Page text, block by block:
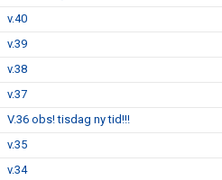
v.40
v.39
v.38
v.37
V.36 obs! tisdag ny tid!!!
v.35
v.34